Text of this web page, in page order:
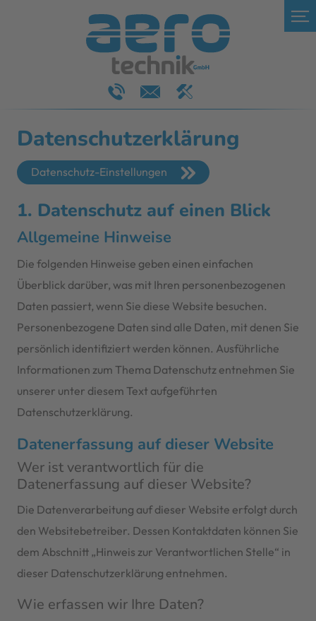
Datenschutz­erklärung
Datenschutz-Einstellungen
1. Datenschutz auf einen Blick
Allgemeine Hinweise
Die folgenden Hinweise geben einen einfachen
Überblick darüber, was mit Ihren personenbezogenen
Daten passiert, wenn Sie diese Website besuchen.
Personenbezogene Daten sind alle Daten, mit denen Sie
persönlich identifiziert werden können. Ausführliche
Informationen zum Thema Datenschutz entnehmen Sie
unserer unter diesem Text aufgeführten
Datenschutzerklärung.
Datenerfassung auf dieser Website
Wer ist verantwortlich für die
Datenerfassung auf dieser Website?
Die Datenverarbeitung auf dieser Website erfolgt durch
den Websitebetreiber. Dessen Kontaktdaten können Sie
dem Abschnitt „Hinweis zur Verantwortlichen Stelle“ in
dieser Datenschutzerklärung entnehmen.
Wie erfassen wir Ihre Daten?